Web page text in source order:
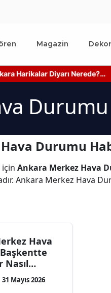
Magazin
Harikalar Diyarı Nerede?
Ne Kadar?
Durumu
Ankara Merkez Hava
Ankara Merkez Hava
Hava
Nasıl
31 Mayıs 2026